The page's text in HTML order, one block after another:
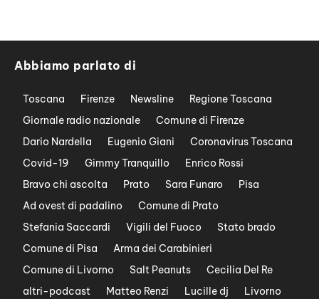
Abbiamo parlato di
Toscana Firenze Newsline
Regione Toscana
Giornale radio nazionale
Comune di Firenze
Dario Nardella
Eugenio Giani
Coronavirus Toscana
Covid-19
Gimmy Tranquillo
Enrico Rossi
Bravo chi ascolta
Prato Sara Funaro
Pisa
Ad ovest di padalino
Comune di Prato
Stefania Saccardi
Vigili del Fuoco
Stato brado
Comune di Pisa
Arma dei Carabinieri
Comune di Livorno
Salt Peanuts
Cecilia Del Re
altri-podcast
Matteo Renzi Lucille dj
Livorno